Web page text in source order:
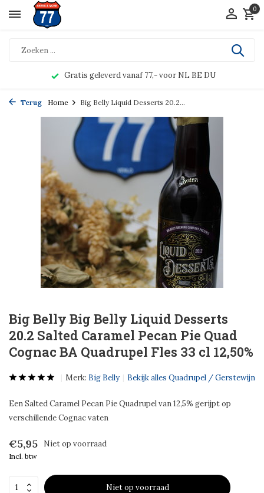
0
Gratis geleverd vanaf 77,- voor NL BE DU
Terug Home Big Belly Liquid Desserts 20.2...
Big Belly Big Belly Liquid Desserts
20.2 Salted Caramel Pecan Pie Quad
Cognac BA Quadrupel Fles 33 cl 12,50%
Merk: Big Belly Bekijk alles Quadrupel / Gerstewijn
Een Salted Caramel Pecan Pie Quadrupel van 12,5% gerijpt op
verschillende Cognac vaten
€5,95 Niet op voorraad
Incl. btw
Niet op voorraad